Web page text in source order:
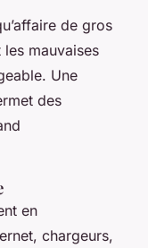
de gros
mauvaises
Une
des
en
chargeurs,